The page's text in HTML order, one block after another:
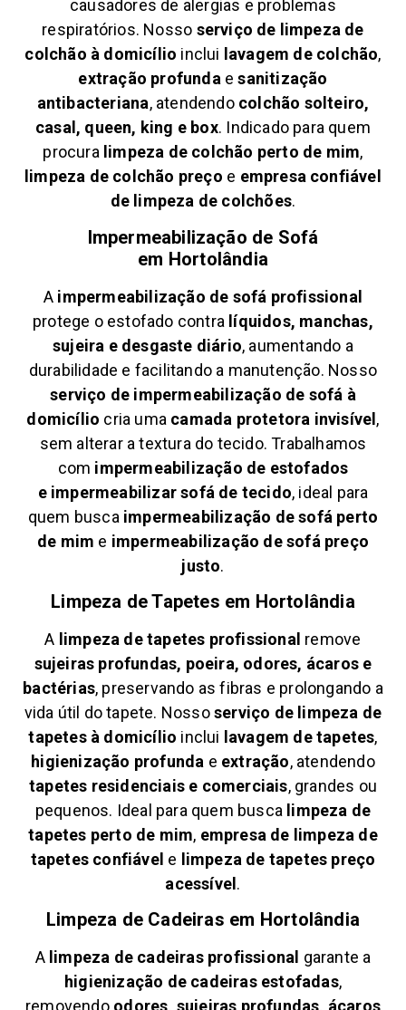
causadores de alergias e problemas
respiratórios. Nosso serviço de limpeza de
colchão à domicílio inclui lavagem de colchão,
extração profunda esanitização
antibacteriana, atendendo colchão solteiro,
casal, queen, king e box. Indicado para quem
procura limpeza de colchão perto de mim,
limpeza de colchão preço e empresa confiável
de limpeza de colchões.
Impermeabilização de Sofá
em Hortolândia
A impermeabilização de sofá profissional
protege o estofado contra líquidos, manchas,
sujeira e desgaste diário, aumentando a
durabilidade e facilitando a manutenção. Nosso
serviço de impermeabilização de sofá à
domicílio cria uma camada protetora invisível,
sem alterar a textura do tecido. Trabalhamos
com impermeabilização de estofados
e impermeabilizar sofá de tecido, ideal para
quem busca impermeabilização de sofá perto
de mim e impermeabilização de sofá preço
justo.
Limpeza de Tapetes em Hortolândia
A limpeza de tapetes profissional remove
sujeiras profundas, poeira, odores, ácaros e
bactérias, preservando as fibras e prolongando a
vida útil do tapete. Nossoserviço de limpeza de
tapetes à domicílio inclui lavagem de tapetes,
higienização profunda e extração, atendendo
tapetes residenciais e comerciais, grandes ou
pequenos. Ideal para quem busca limpeza de
tapetes perto de mim, empresa de limpeza de
tapetes confiável e limpeza de tapetes preço
acessível .
Limpeza de Cadeiras em Hortolândia
A limpeza de cadeiras profissional garante a
higienização de cadeiras estofadas,
removendoodores, sujeiras profundas, ácaros